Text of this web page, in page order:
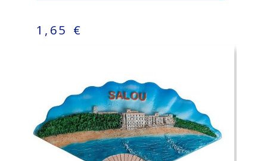
1,65 €